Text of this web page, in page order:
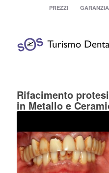
PREZZI GARANZIA
Rifacimento
in Metallo e